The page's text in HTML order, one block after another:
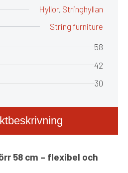
58 cm – flexibel och
Hyllor, Stringhyllan
String furniture
58
42
30